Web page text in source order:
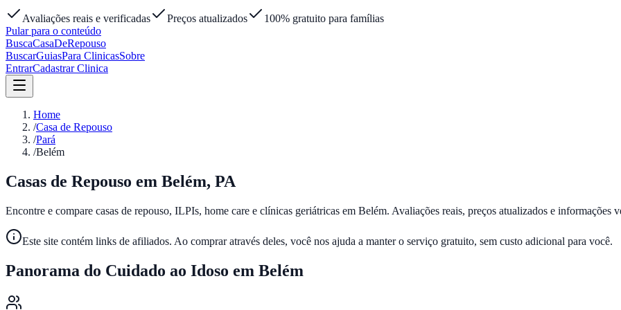
Avaliações reais e verificadas Preços atualizados
100% gratuito para famílias
Pular para o conteúdo
BuscaCasaDeRepouso
BuscarGuiasPara ClinicasSobre
EntrarCadastrar Clinica
Home
/Casa de Repouso
/Pará
/Belém
Casas de Repouso em Belém, PA
Encontre e compare casas de repouso, ILPIs, home care e clínicas geriátricas em Belém. Avaliações reais, preços atualizados e informações
Este site contém links de afiliados. Ao comprar através deles, você nos ajuda a manter o serviço gratuito, sem custo adicional para você.
Panorama do Cuidado ao Idoso em Belém